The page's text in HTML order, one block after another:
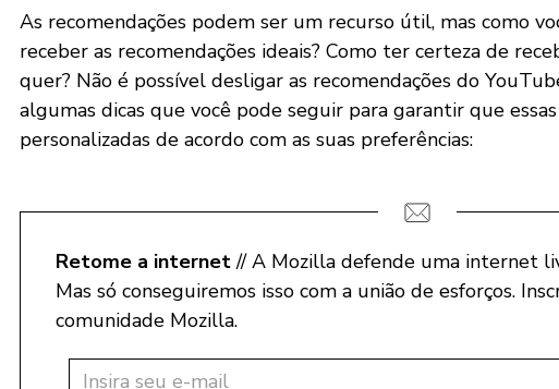
As recomendações podem ser um recurso útil, mas como
receber as recomendações ideais? Como ter certeza de
quer? Não é possível desligar as recomendações do
algumas dicas que você pode seguir para garantir que
personalizadas de acordo com as suas preferências:
Retome a internet // A Mozilla defende uma internet
Mas só conseguiremos isso com a união de esforços.
comunidade Mozilla.